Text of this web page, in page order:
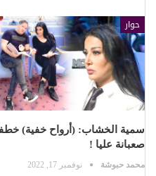
حوار
سمية الخشاب: (أرواح خفية)
صعبانة عليا !
محمد حبوشة نوفمبر 17, 2022